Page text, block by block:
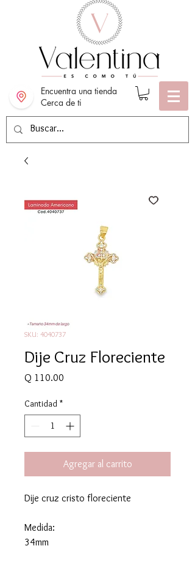
Encuentra una tienda
Cerca de ti
SKU: 4040737
Dije Cruz Floreciente
Q 110.00
Cantidad *
Agregar al carrito
Dije cruz cristo floreciente
Medida:
34mm